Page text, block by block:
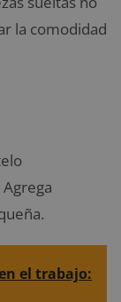
la comodidad
el trabajo: